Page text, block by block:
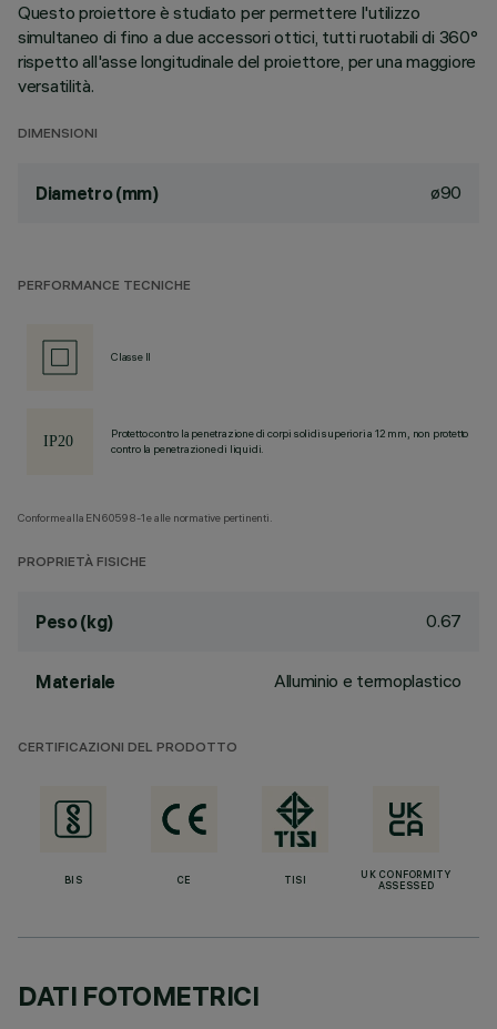
Questo proiettore è studiato per permettere l'utilizzo
simultaneo di fino a due accessori ottici, tutti ruotabili di 360°
rispetto all'asse longitudinale del proiettore, per una maggiore
versatilità.
DIMENSIONI
Diametro (mm) ø90
PERFORMANCE TECNICHE
Classe II
Protetto contro la penetrazione di corpi solidi superiori a 12 mm, non protetto
contro la penetrazione di liquidi.
Conforme alla EN60598-1 e alle normative pertinenti.
PROPRIETÀ FISICHE
Peso (kg) 0.67
Materiale Alluminio e termoplastico
CERTIFICAZIONI DEL PRODOTTO
BIS CE TISI
UK CONFORMITY
ASSESSED
DATI FOTOMETRICI